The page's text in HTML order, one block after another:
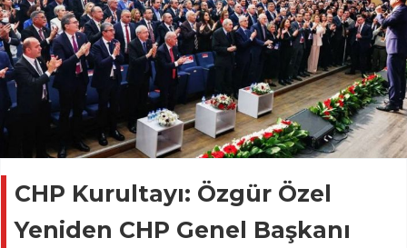
CHP Kurultayı: Özgür Özel
Yeniden CHP Genel Başkanı